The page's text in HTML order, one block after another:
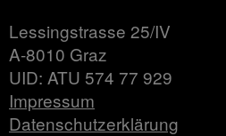
Lessingstrasse 25/IV
A-8010 Graz
UID: ATU 574 77 929
Impressum
Datenschutzerklärung